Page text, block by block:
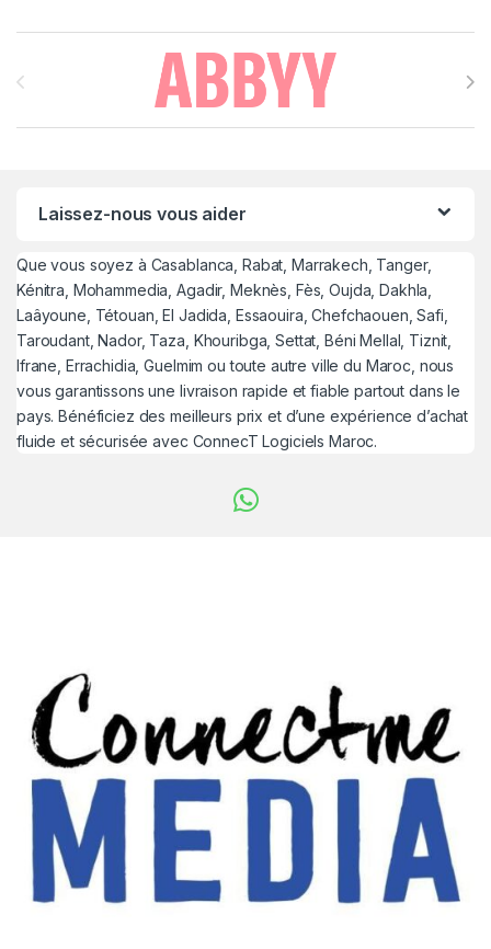
Brands Carousel
Laissez-nous vous aider
Que vous soyez à Casablanca, Rabat, Marrakech, Tanger,
Kénitra, Mohammedia, Agadir, Meknès, Fès, Oujda, Dakhla,
Laâyoune, Tétouan, El Jadida, Essaouira, Chefchaouen, Safi,
Taroudant, Nador, Taza, Khouribga, Settat, Béni Mellal, Tiznit,
Ifrane, Errachidia, Guelmim ou toute autre ville du Maroc, nous
vous garantissons une livraison rapide et fiable partout dans le
pays. Bénéficiez des meilleurs prix et d’une expérience d’achat
fluide et sécurisée avec ConnecT Logiciels Maroc.